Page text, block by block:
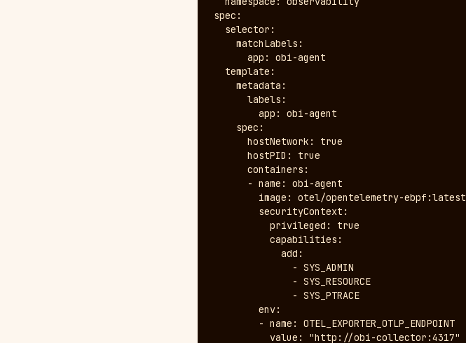
spec:
  selector:
    matchLabels:
      app: obi-agent
  template:
    metadata:
      labels:
        app: obi-agent
    spec:
      hostNetwork: true
      hostPID: true
      containers:
      - name: obi-agent
        image: otel/opentelemetry-ebpf:latest
        securityContext:
          privileged: true
          capabilities:
            add:
              - SYS_ADMIN
              - SYS_RESOURCE
              - SYS_PTRACE
        env:
        - name: OTEL_EXPORTER_OTLP_ENDPOINT
          value: "http://obi-collector:4317"